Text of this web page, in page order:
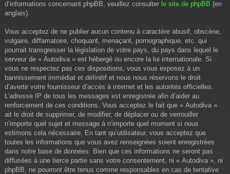
d’informations concernant phpBB, veuillez consulter le site de phpBB (en
anglais).
Vous acceptez de ne publier aucun contenu à caractère abusif, obscène,
vulgaire, diffamatoire, choquant, menaçant, pornographique, etc. qui
pourrait transgresser la législation de votre pays, du pays dans lequel le
serveur de « Autodiva » est hébergé ou encore la loi internationale. Si
vous ne respectez pas ces dispositions, vous vous exposez à un
bannissement immédiat et définitif et nous nous réservons le droit
d’avertir votre fournisseur d’accès à internet et les autorités officielles.
L’adresse IP de tous les messages est enregistrée afin d’aider au
renforcement de ces conditions. Vous acceptez le fait que « Autodiva »
ait le droit de supprimer, de modifier, de déplacer ou de verrouiller
n’importe quel sujet et message à n’importe quel moment si nous
estimons cela nécessaire. En tant qu’utilisateur, vous acceptez que
toutes les informations que vous avez renseignées soient enregistrées
dans notre base de données. Bien que ces informations ne seront pas
diffusées à une tierce partie sans votre consentement, ni « Autodiva », ni
phpBB, ne pourront être tenus comme responsables en cas de tentative